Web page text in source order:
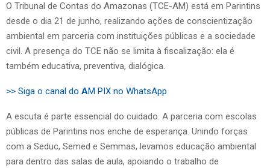
O Tribunal de Contas do Amazonas (TCE-AM) está em Parintins
desde o dia 21 de junho, realizando ações de conscientização
ambiental em parceria com instituições públicas e a sociedade
civil. A presença do TCE não se limita à fiscalização: ela é
também educativa, preventiva, dialógica.
>> Siga o canal do AM PIX no WhatsApp
A escuta é parte essencial do cuidado. A parceria com escolas
públicas de Parintins nos enche de esperança. Unindo forças
com a Seduc, Semed e Semmas, levamos educação ambiental
para dentro das salas de aula, apoiando o trabalho de